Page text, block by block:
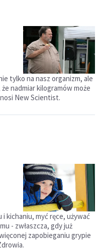
tylko na nasz organizm, ale
nadmiar kilogramów może
New Scientist.
kichaniu, myć ręce, używać
- zwłaszcza, gdy już
zapobieganiu grypie